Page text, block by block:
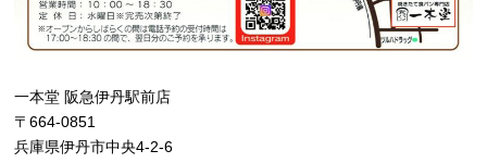
一本堂 阪急伊丹駅前店
〒664-0851
兵庫県伊丹市中央4-2-6